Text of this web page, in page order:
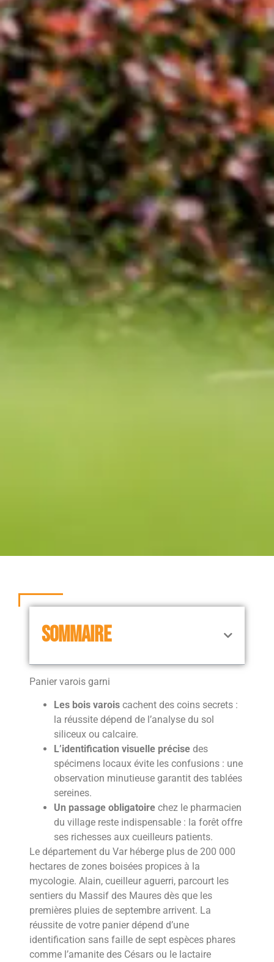
SOMMAIRE
Panier varois garni
Les bois varois cachent des coins secrets :
la réussite dépend de l’analyse du sol
siliceux ou calcaire.
L’identification visuelle précise des
spécimens locaux évite les confusions : une
observation minutieuse garantit des tablées
sereines.
Un passage obligatoire chez le pharmacien
du village reste indispensable : la forêt offre
ses richesses aux cueilleurs patients.
Le département du Var héberge plus de 200 000
hectares de zones boisées propices à la
mycologie. Alain, cueilleur aguerri, parcourt les
sentiers du Massif des Maures dès que les
premières pluies de septembre arrivent. La
réussite de votre panier dépend d’une
identification sans faille de sept espèces phares
comme l’amanite des Césars ou le lactaire